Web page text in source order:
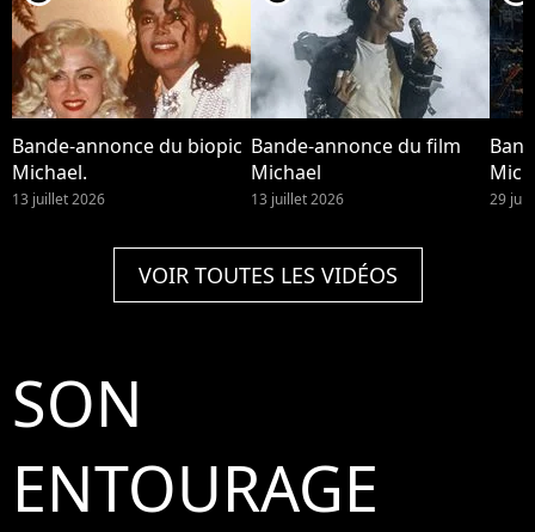
Bande-annonce du biopic
Michael.
13 juillet 2026
Bande-annonce du film
Michael
13 juillet 2026 29
VOIR TOUTES LES VIDÉOS
SON
ENTOURAGE